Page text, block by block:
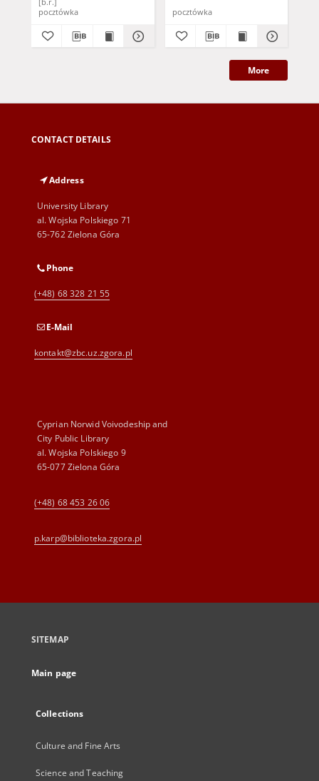
pocztówka
pocztówka
More
CONTACT DETAILS
Address
University Library
al. Wojska Polskiego 71
65-762 Zielona Góra
Phone
(+48) 68 328 21 55
E-Mail
kontakt@zbc.uz.zgora.pl
Cyprian Norwid Voivodeship and
City Public Library
al. Wojska Polskiego 9
65-077 Zielona Góra
(+48) 68 453 26 06
p.karp@biblioteka.zgora.pl
SITEMAP
Main page
Collections
Culture and Fine Arts
Science and Teaching